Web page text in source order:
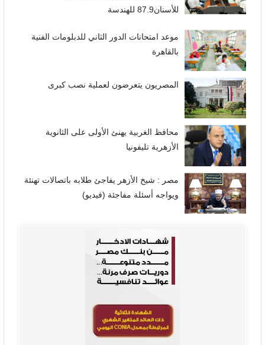
للأسنان87.9 للهندسة
موعد امتحانات الدور الثاني للدبلومات الفنية
بالقاهرة
المصريون يتعرضون لعملية نصب كبرى
محافظ الغربية يهنئ الأولى على الثانوية
الأزهرية تليفونيا
مصر : شيخ الأزهر يفاجئ طلابه باتصالات تهنئة
ويواجه أسئلة مفاجئة (فيديو)